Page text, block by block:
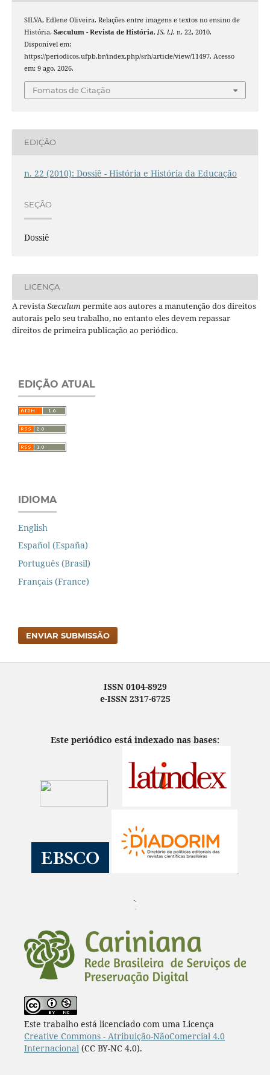
SILVA, Edlene Oliveira. Relações entre imagens e textos no ensino de
História. Sæculum - Revista de História, [S. l.], n. 22, 2010.
Disponível em:
https://periodicos.ufpb.br/index.php/srh/article/view/11497. Acesso
em: 9 ago. 2026.
Fomatos de Citação
EDIÇÃO
n. 22 (2010): Dossiê - História e História da Educação
SEÇÃO
Dossiê
LICENÇA
A revistaSæculumpermite aos autores a manutenção dos direitos
autorais pelo seu trabalho, no entanto eles devem repassar
direitos de primeira publicação ao periódico.
EDIÇÃO ATUAL
IDIOMA
English
Español (España)
Português (Brasil)
Français (France)
ENVIAR SUBMISSÃO
ISSN 0104-8929
e-ISSN 2317-6725
Este periódico está indexado nas bases:
¨
Este trabalho está licenciado com uma Licença
Creative Commons - Atribuição-NãoComercial 4.0
Internacional (CC BY-NC 4.0).